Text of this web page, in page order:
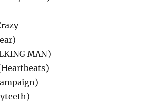
MAN)